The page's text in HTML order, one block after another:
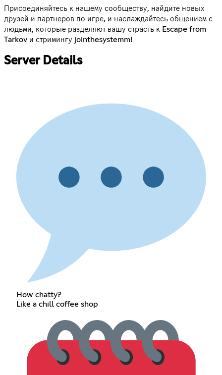
Присоединяйтесь к нашему сообществу, найдите новых
друзей и партнеров по игре, и наслаждайтесь общением с
людьми, которые разделяют вашу страсть к Escape from
Tarkov и стримингу jointhesystemm!
Server Details
How chatty?
Like a chill coffee shop